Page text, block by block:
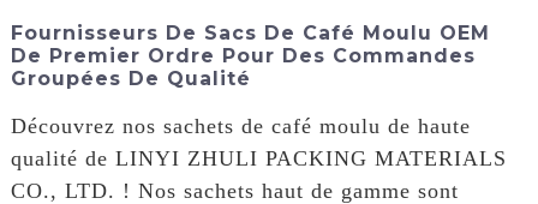
Fournisseurs De Sacs De Café Moulu OEM
De Premier Ordre Pour Des Commandes
Groupées De Qualité
Découvrez nos sachets de café moulu de haute
qualité de LINYI ZHULI PACKING MATERIALS
CO., LTD. ! Nos sachets haut de gamme sont